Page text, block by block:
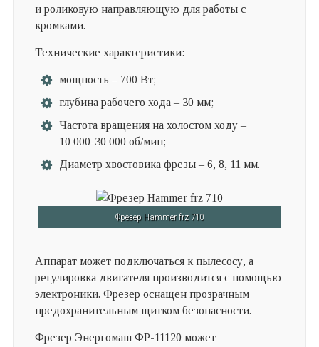
и роликовую направляющую для работы с
кромками.
Технические характеристики:
мощность – 700 Вт;
глубина рабочего хода – 30 мм;
Частота вращения на холостом ходу –
10 000-30 000 об/мин;
Диаметр хвостовика фрезы – 6, 8, 11 мм.
Фрезер Hammer frz 710
Аппарат может подключаться к пылесосу, а
регулировка двигателя производится с помощью
электроники. Фрезер оснащен прозрачным
предохранительным щитком безопасности.
Фрезер Энергомаш ФР-11120 может